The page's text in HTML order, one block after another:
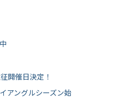
開催日決定！
アングルシーズン始